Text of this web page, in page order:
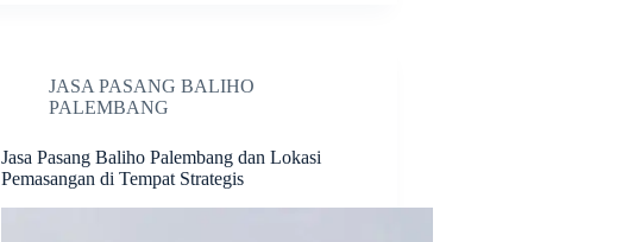
JASA PASANG BALIHO
PALEMBANG
Jasa Pasang Baliho Palembang dan Lokasi
Pemasangan di Tempat Strategis